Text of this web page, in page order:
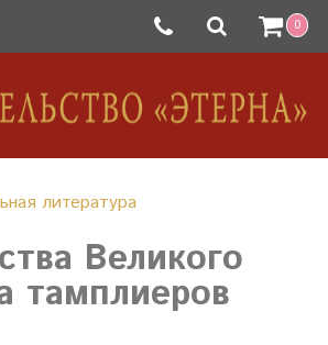
0
литература
Великого
тамплиеров